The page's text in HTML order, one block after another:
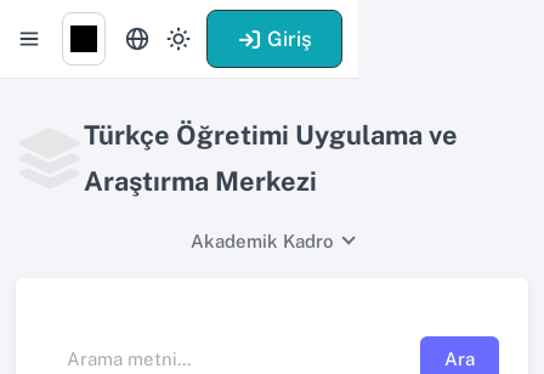
Giriş
Türkçe Öğretimi Uygulama ve
Araştırma Merkezi
Akademik Kadro
Ara